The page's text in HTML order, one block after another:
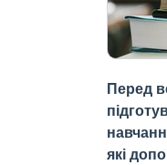
Перед
які